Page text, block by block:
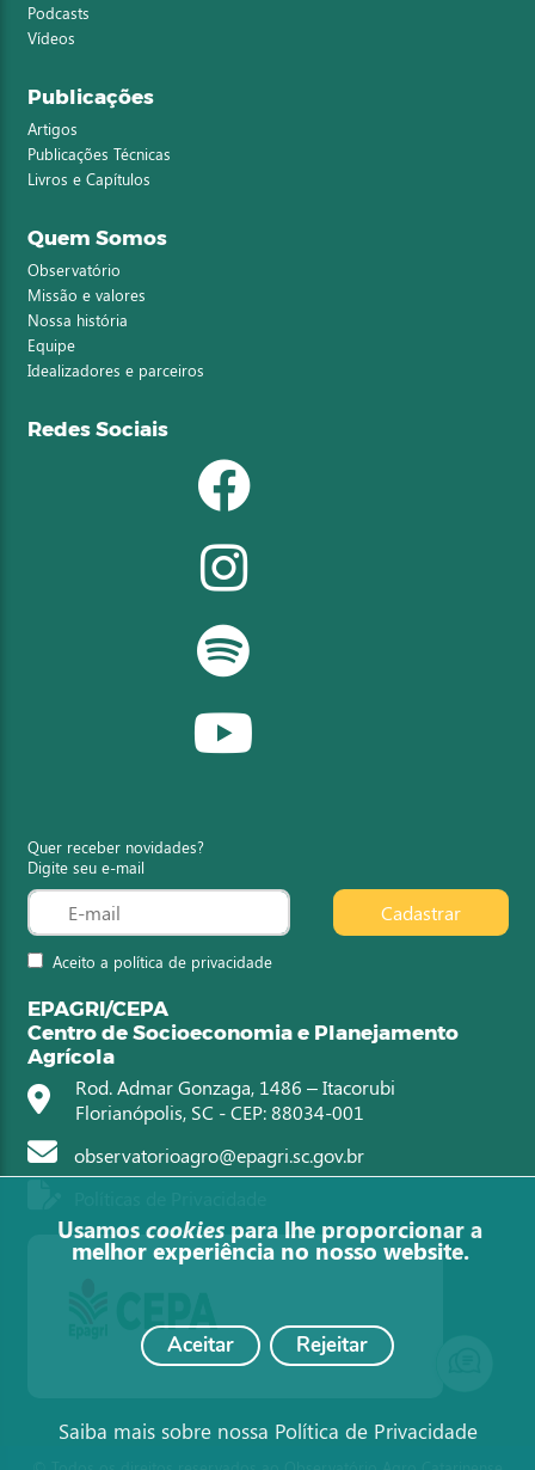
Podcasts
Vídeos
Publicações
Artigos
Publicações Técnicas
Livros e Capítulos
Quem Somos
Observatório
Missão e valores
Nossa história
Equipe
Idealizadores e parceiros
Redes Sociais
Quer receber novidades?
Digite seu e-mail
Aceito a política de privacidade
Cadastrar
EPAGRI/CEPA
Centro de Socioeconomia e Planejamento
Agrícola
Rod. Admar Gonzaga, 1486 – Itacorubi
Florianópolis, SC - CEP: 88034-001
observatorioagro@epagri.sc.gov.br
Usamos cookies para lhe proporcionar a
melhor experiência no nosso website.
Aceitar Rejeitar
Saiba mais sobre nossa Política de Privacidade